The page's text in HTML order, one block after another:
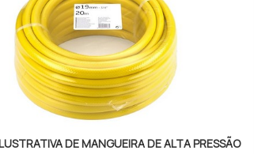
DE MANGUEIRA DE ALTA PRESSÃO